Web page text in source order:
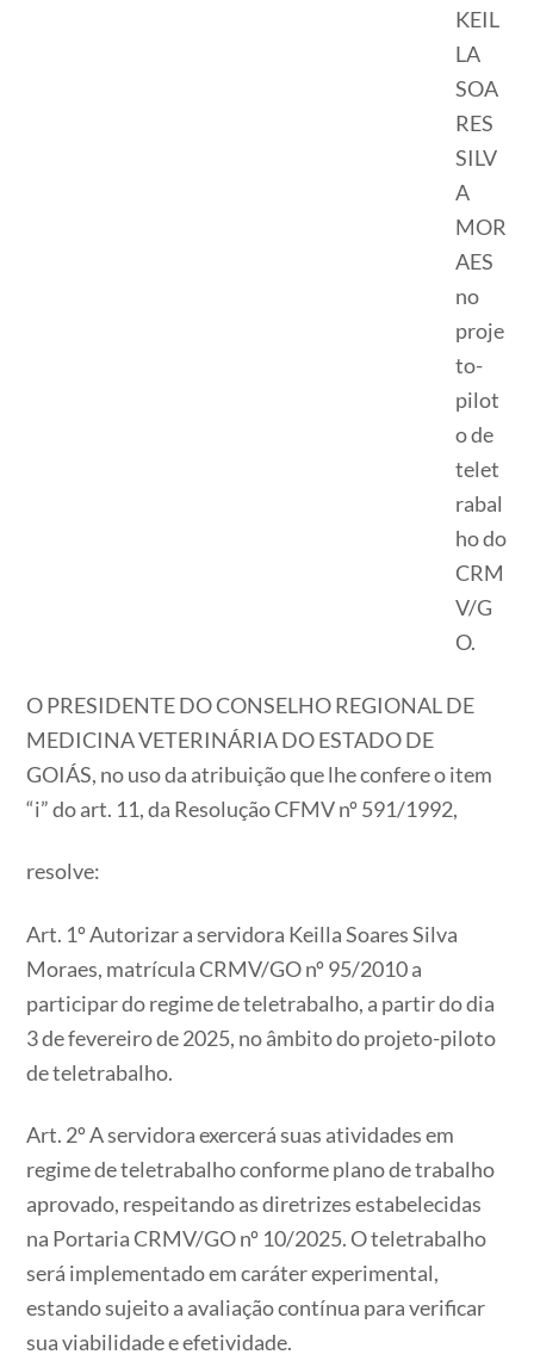
KEIL
LA
SOA
RES
SILV
A
MOR
AES
no
proje
to-
pilot
o de
telet
rabal
ho do
CRM
V/G
O.
O PRESIDENTE DO CONSELHO REGIONAL DE
MEDICINA VETERINÁRIA DO ESTADO DE
GOIÁS, no uso da atribuição que lhe confere o item
“i” do art. 11, da Resolução CFMV nº 591/1992,
resolve:
Art. 1º Autorizar a servidora Keilla Soares Silva
Moraes, matrícula CRMV/GO nº 95/2010 a
participar do regime de teletrabalho, a partir do dia
3 de fevereiro de 2025, no âmbito do projeto-piloto
de teletrabalho.
Art. 2º A servidora exercerá suas atividades em
regime de teletrabalho conforme plano de trabalho
aprovado, respeitando as diretrizes estabelecidas
na Portaria CRMV/GO nº 10/2025. O teletrabalho
será implementado em caráter experimental,
estando sujeito a avaliação contínua para verificar
sua viabilidade e efetividade.